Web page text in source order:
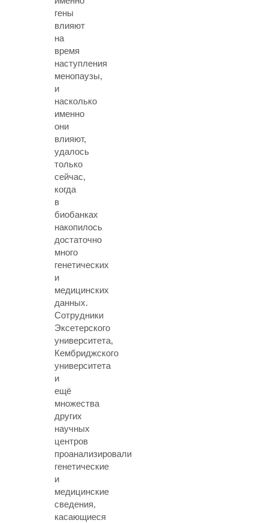
гены
влияют
на
время
наступления
менопаузы,
и
насколько
именно
они
влияют,
удалось
только
сейчас,
когда
в
биобанках
накопилось
достаточно
много
генетических
и
медицинских
данных.
Сотрудники
Эксетерского
университета,
Кембриджского
университета
и
ещё
множества
других
научных
центров
проанализировали
генетические
и
медицинские
сведения,
касающиеся